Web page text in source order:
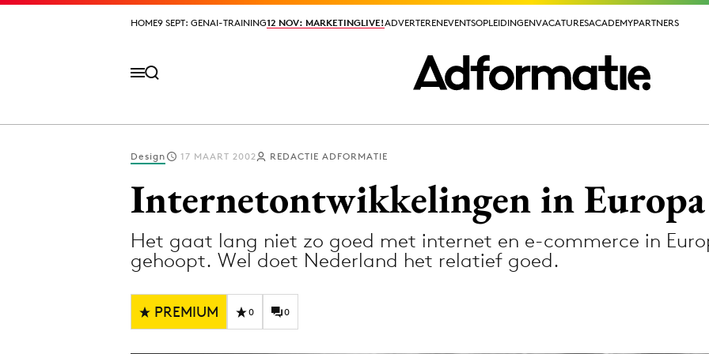
HOME9 SEPT: GENAI-TRAINING12 NOV: MARKETINGLIVE!ADVERTERENEVENTSOPLEIDINGENVACATURESACADEMYPARTNERS
HOME9 SEPT: GENAI-TRAINING12 NOV: MARKETINGLIVE!ADVERTERENEVENTSOPLEIDINGENVACATURESACADEMYPARTNERS
Digital transformation
Diversiteit
Design 17 MAART 2002 REDACTIE ADFORMATIE
Internetontwikkelingen in
Het gaat lang niet zo goed met internet en e-commerce in
gehoopt. Wel doet Nederland het relatief goed.
PREMIUM 0 0